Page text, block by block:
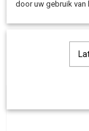
door uw gebruik van